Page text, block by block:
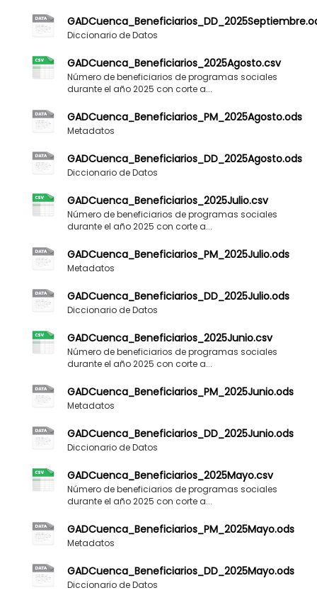
Diccionario de Datos
GADCuenca_Beneficiarios_2025Agosto.csv
Número de beneficiarios de programas sociales
durante el año 2025 con corte a...
GADCuenca_Beneficiarios_PM_2025Agosto.ods
Metadatos
GADCuenca_Beneficiarios_DD_2025Agosto.ods
Diccionario de Datos
GADCuenca_Beneficiarios_2025Julio.csv
Número de beneficiarios de programas sociales
durante el año 2025 con corte a...
GADCuenca_Beneficiarios_PM_2025Julio.ods
Metadatos
GADCuenca_Beneficiarios_DD_2025Julio.ods
Diccionario de Datos
GADCuenca_Beneficiarios_2025Junio.csv
Número de beneficiarios de programas sociales
durante el año 2025 con corte a...
GADCuenca_Beneficiarios_PM_2025Junio.ods
Metadatos
GADCuenca_Beneficiarios_DD_2025Junio.ods
Diccionario de Datos
GADCuenca_Beneficiarios_2025Mayo.csv
Número de beneficiarios de programas sociales
durante el año 2025 con corte a...
GADCuenca_Beneficiarios_PM_2025Mayo.ods
Metadatos
GADCuenca_Beneficiarios_DD_2025Mayo.ods
Diccionario de Datos